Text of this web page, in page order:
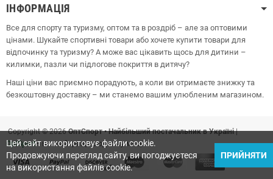
ІНФОРМАЦІЯ
Все для спорту та туризму, оптом та в роздріб – але за оптовими
цінами. Шукайте спортивні товари або хочете купити товари для
відпочинку та туризму? А може вас цікавить щось для дитини –
килимки, пазли чи підлогове покриття в дитячу?
Наші ціни вас приємно порадують, а коли ви отримаєте знижку та
безкоштовну доставку – ми станемо вашим улюбленим магазином.
Copyright © 2026ОптСпорт • Найбільший постачальник в Україні|
OptSport– все найкраще в одному місці!
Цей сайт використовує файли cookie.
Продовжуючи перегляд сайту, ви погоджуєтеся
на використання файлів cookie.
ПРИЙНЯТИ